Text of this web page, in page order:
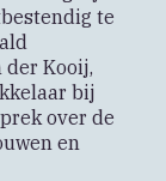
te
der Kooij,
bij
over de
en